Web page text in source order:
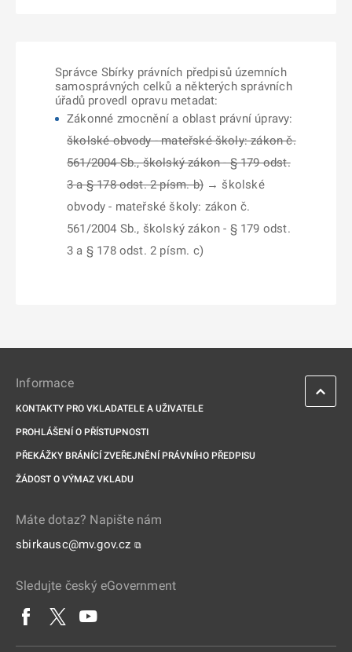
Správce Sbírky právních předpisů územních
samosprávných celků a některých správních
úřadů provedl opravu metadat:
Zákonné zmocnění a oblast právní úpravy:
školské obvody - mateřské školy: zákon č.
561/2004 Sb., školský zákon - § 179 odst.
3 a § 178 odst. 2 písm. b)→ školské
obvody - mateřské školy: zákon č.
561/2004 Sb., školský zákon - § 179 odst.
3 a § 178 odst. 2 písm. c)
Informace
KONTAKTY PRO VKLADATELE A UŽIVATELE
PROHLÁŠENÍ O PŘÍSTUPNOSTI
PŘEKÁŽKY BRÁNÍCÍ ZVEŘEJNĚNÍ PRÁVNÍHO PŘEDPISU
ŽÁDOST O VÝMAZ VKLADU
Máte dotaz? Napište nám
sbirkausc@mv.gov.cz ⧉
Sledujte český eGovernment